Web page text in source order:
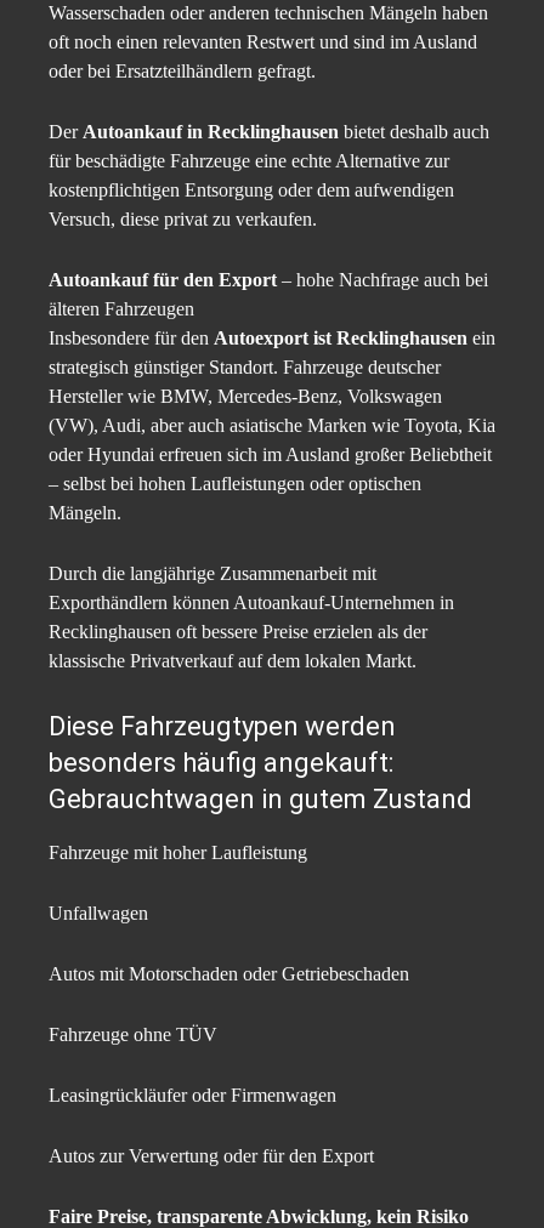
Wasserschaden oder anderen technischen Mängeln haben
oft noch einen relevanten Restwert und sind im Ausland
oder bei Ersatzteilhändlern gefragt.
Der Autoankauf in Recklinghausen bietet deshalb auch
für beschädigte Fahrzeuge eine echte Alternative zur
kostenpflichtigen Entsorgung oder dem aufwendigen
Versuch, diese privat zu verkaufen.
Autoankauf für den Export – hohe Nachfrage auch bei
älteren Fahrzeugen
Insbesondere für den Autoexport ist Recklinghausen ein
strategisch günstiger Standort. Fahrzeuge deutscher
Hersteller wie BMW, Mercedes-Benz, Volkswagen
(VW), Audi, aber auch asiatische Marken wie Toyota, Kia
oder Hyundai erfreuen sich im Ausland großer Beliebtheit
– selbst bei hohen Laufleistungen oder optischen
Mängeln.
Durch die langjährige Zusammenarbeit mit
Exporthändlern können Autoankauf-Unternehmen in
Recklinghausen oft bessere Preise erzielen als der
klassische Privatverkauf auf dem lokalen Markt.
Diese Fahrzeugtypen werden
besonders häufig angekauft:
Gebrauchtwagen in gutem Zustand
Fahrzeuge mit hoher Laufleistung
Unfallwagen
Autos mit Motorschaden oder Getriebeschaden
Fahrzeuge ohne TÜV
Leasingrückläufer oder Firmenwagen
Autos zur Verwertung oder für den Export
Faire Preise, transparente Abwicklung, kein Risiko